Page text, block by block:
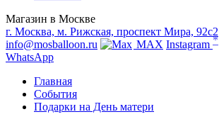
Магазин в Москве
г. Москва, м. Рижская, проспект Мира, 92с2
info@mosballoon.ru
MAX Instagram *
WhatsApp
Главная
События
Подарки на День матери